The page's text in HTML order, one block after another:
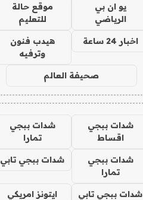
يو ان بي
الرياضي
موقع حالة
للتعليم
اخبار 24 ساعة
هيدب فنون
وترفيه
صحيفة العالم
شدات ببجي
اقساط
شدات ببجي
تمارا
شدات ببجي
تمارا
شدات ببجي تابي
شدات ببجي تابي ايتونز امريكي